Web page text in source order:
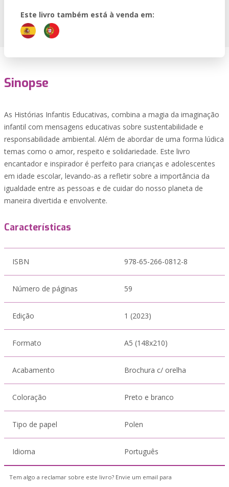
Este livro também está à venda em:
Sinopse
As Histórias Infantis Educativas, combina a magia da imaginação
infantil com mensagens educativas sobre sustentabilidade e
responsabilidade ambiental. Além de abordar de uma forma lúdica
temas como o amor, respeito e solidariedade. Este livro
encantador e inspirador é perfeito para crianças e adolescentes
em idade escolar, levando-as a refletir sobre a importância da
igualdade entre as pessoas e de cuidar do nosso planeta de
maneira divertida e envolvente.
Características
ISBN 978-65-266-0812-8
Número de páginas 59
Edição 1 (2023)
Formato A5 (148x210)
Acabamento Brochura c/ orelha
Coloração Preto e branco
Tipo de papel Polen
Idioma Português
Tem algo a reclamar sobre este livro? Envie um email para